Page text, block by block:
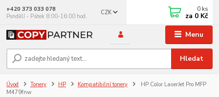
Menu
CZK
Hledat
+420 373 033 078
Pondělí - Pátek 8:00-16:00 hod.
0 ks
za 0 Kč
Úvod Tonery HP Kompatibilní tonery
HP Color LaserJet Pro MFP
M479fnw